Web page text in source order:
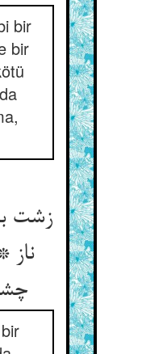
bir
bir
زشت